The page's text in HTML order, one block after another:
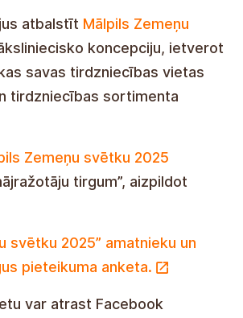
atbalstīt Mālpils Zemeņu
koncepciju, ietverot
savas tirdzniecības vietas
tirdzniecības sortimenta
Zemeņu svētku 2025
tirgum”, aizpildot
svētku 2025” amatnieku un
pieteikuma anketa.
var atrast Facebook